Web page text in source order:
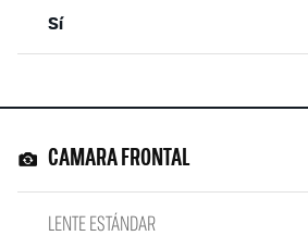
Sí
CAMARA FRONTAL
LENTE ESTÁNDAR